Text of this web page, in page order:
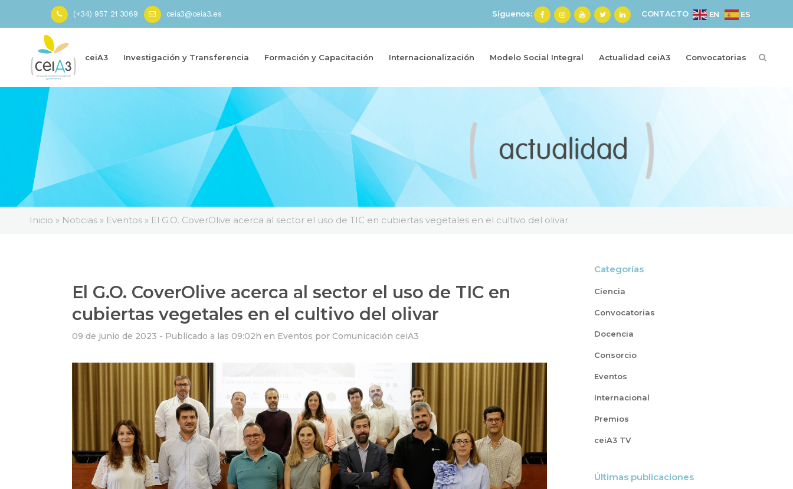
(+34) 957 21 3069 ceia3@ceia3.es Síguenos: CONTACTO EN ES
ceiA3 Investigación y Transferencia Formación y Capacitación Internacionalización Modelo Social Integral Actualidad ceiA3 Convocatorias
Inicio » Noticias » Eventos » El G.O. CoverOlive acerca al sector el uso de TIC en cubiertas vegetales en el cultivo del olivar
El G.O. CoverOlive acerca al sector el uso de TIC en
cubiertas vegetales en el cultivo del olivar
09 de junio de 2023 - Publicado a las 09:02h en Eventos por Comunicación ceiA3
Categorías
Ciencia
Convocatorias
Docencia
Consorcio
Eventos
Internacional
Premios
ceiA3 TV
Últimas publicaciones